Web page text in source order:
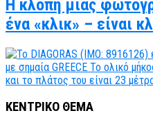
Η κλοπή μιας
ένα «κλικ» – είναι
ΚΕΝΤΡΙΚΟ ΘΕΜΑ